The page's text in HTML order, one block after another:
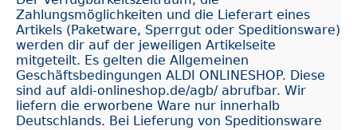
Zahlungsmöglichkeiten und die Lieferart eines
Artikels (Paketware, Sperrgut oder Speditionsware)
werden dir auf der jeweiligen Artikelseite
mitgeteilt. Es gelten die Allgemeinen
Geschäftsbedingungen ALDI ONLINESHOP. Diese
sind auf aldi-onlineshop.de/agb/ abrufbar. Wir
liefern die erworbene Ware nur innerhalb
Deutschlands. Bei Lieferung von Speditionsware